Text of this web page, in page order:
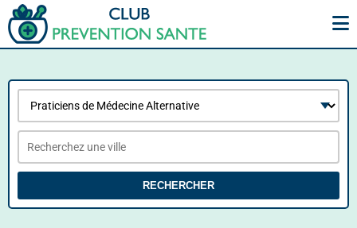
RECHERCHER